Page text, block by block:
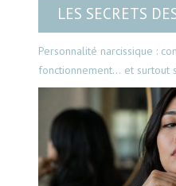
LES SECRETS
Personnalité narcissique :
fonctionnement… et surtout